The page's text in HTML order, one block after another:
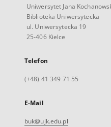
Uniwersytet Jana
Biblioteka Uniwersytecka
ul. Uniwersytecka 19
25-406 Kielce
Telefon
(+48) 41 349 71 55
E-Mail
buk@ujk.edu.pl